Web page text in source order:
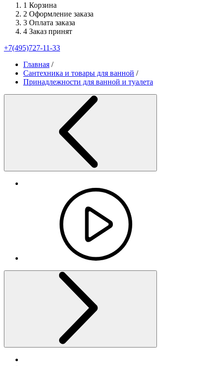
1 Корзина
2 Оформление заказа
3 Оплата заказа
4 Заказ принят
+7(495)727-11-33
Главная /
Сантехника и товары для ванной /
Принадлежности для ванной и туалета